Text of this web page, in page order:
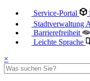
Service-Portal
Stadtverwaltung
Barrierefreiheit
Leichte Sprache
×